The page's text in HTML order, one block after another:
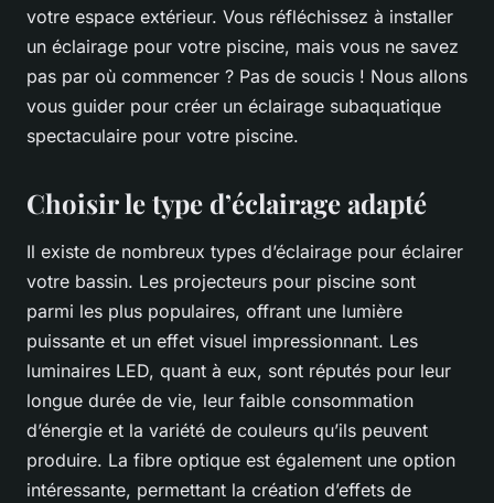
votre espace extérieur. Vous réfléchissez à installer
un éclairage pour votre piscine, mais vous ne savez
pas par où commencer ? Pas de soucis ! Nous allons
vous guider pour créer un éclairage subaquatique
spectaculaire pour votre piscine.
Choisir le type d’éclairage adapté
Il existe de nombreux types d’éclairage pour éclairer
votre bassin. Les projecteurs pour piscine sont
parmi les plus populaires, offrant une lumière
puissante et un effet visuel impressionnant. Les
luminaires LED, quant à eux, sont réputés pour leur
longue durée de vie, leur faible consommation
d’énergie et la variété de couleurs qu’ils peuvent
produire. La fibre optique est également une option
intéressante, permettant la création d’effets de